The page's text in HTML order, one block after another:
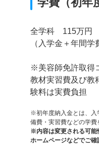
全学科 115万円
（入学金＋年間学
※美容師免許取得
教材実習費及び教
験料は実費負担
※初年度納入金とは、入
備費・実習費などの学費
※内容は変更される可能
ホームページなどでご確